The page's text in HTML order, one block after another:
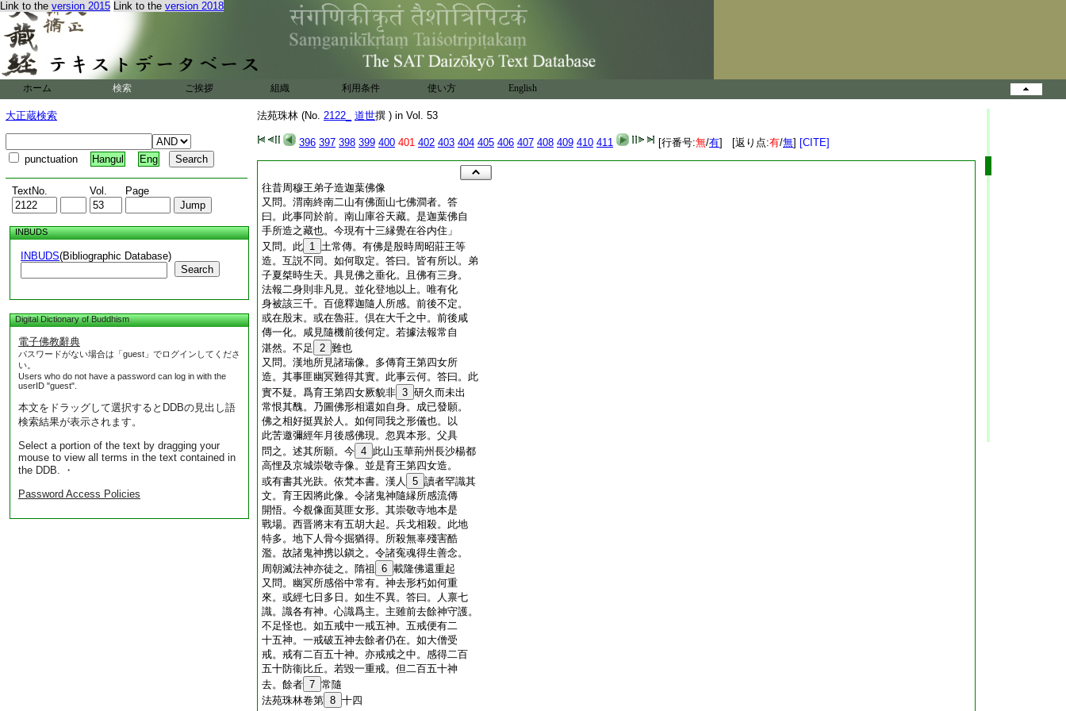
Link to the version 2015 Link to the version 2018
ホーム 検索 ご挨拶 組織 利用条件 使い方 English
大正蔵検索
punctuation Hangul Eng
TextNo. Vol. Page
INBUDS
INBUDS(Bibliographic Database)
Search
Digital Dictionary of Buddhism
電子佛教辭典
パスワードがない場合は「guest」でログインしてくださ
い。
Users who do not have a password can log in with the
userID "guest".
本文をドラッグして選択するとDDBの見出し語
検索結果が表示されます。
Select a portion of the text by dragging your
mouse to view all terms in the text contained in
the DDB. ・
Password Access Policies
法苑珠林 (No. 2122_ 道世撰 ) in Vol. 53
396 397 398 399 400 401 402 403 404 405 406 407 408 409 410 411 [行番号:無/有] [返り点:有/無] [CITE]
往昔周穆王弟子造迦葉佛像
又問。渭南終南二山有佛面山七佛澗者。答
曰。此事同於前。南山庫谷天藏。是迦葉佛自
手所造之藏也。今現有十三縁覺在谷内住」
又問。此 1 土常傳。有佛是殷時周昭莊王等
造。互説不同。如何取定。答曰。皆有所以。弟
子夏桀時生天。具見佛之垂化。且佛有三身。
法報二身則非凡見。並化登地以上。唯有化
身被該三千。百億釋迦隨人所感。前後不定。
或在殷末。或在魯莊。倶在大千之中。前後咸
傳一化。咸見隨機前後何定。若據法報常自
湛然。不足
2 難也
又問。漢地所見諸瑞像。多傳育王第四女所
造。其事匪幽冥難得其實。此事云何。答曰。此
實不疑。爲育王第四女厥貌非 3 研久而未出
常恨其醜。乃圖佛形相還如自身。成已發願。
佛之相好挺異於人。如何同我之形儀也。以
此苦邀彌經年月後感佛現。忽異本形。父具
問之。述其所願。今 4 此山玉華荊州長沙楊都
高悝及京城崇敬寺像。並是育王第四女造。
或有書其光趺。依梵本書。漢人
5 讀者罕識其
文。育王因將此像。令諸鬼神隨縁所感流傳
開悟。今覩像面莫匪女形。其崇敬寺地本是
戰場。西晋將末有五胡大起。兵戈相殺。此地
特多。地下人骨今掘猶得。所殺無辜殘害酷
濫。故諸鬼神携以鎭之。令諸寃魂得生善念。
周朝滅法神亦徒之。隋祖
6 載隆佛還重起
又問。幽冥所感俗中常有。神去形朽如何重
來。或經七日多日。如生不異。答曰。人禀七
識。識各有神。心識爲主。主雖前去餘神守護。
不足怪也。如五戒中一戒五神。五戒便有二
十五神。一戒破五神去餘者仍在。如大僧受
戒。戒有二百五十神。亦戒戒之中。感得二百
五十防衞比丘。若毀一重戒。但二百五十神
去。餘者 7 常隨
法苑珠林卷第 8 十四